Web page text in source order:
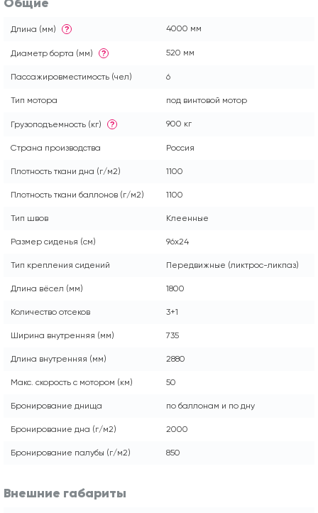
Общие
Длина (мм) ? 4000 мм
Диаметр борта (мм) ? 520 мм
Пассажировместимость (чел) 6
Тип мотора под винтовой мотор
Грузоподъемность (кг) ? 900 кг
Страна производства Россия
Плотность ткани дна (г/м2) 1100
Плотность ткани баллонов (г/м2) 1100
Тип швов Клеенные
Размер сиденья (см) 96x24
Тип крепления сидений Передвижные (ликтрос-ликпаз)
Длина вёсел (мм) 1800
Количество отсеков 3+1
Ширина внутренняя (мм) 735
Длина внутренняя (мм) 2880
Макс. скорость с мотором (км) 50
Бронирование днища по баллонам и по дну
Бронирование дна (г/м2) 2000
Бронирование палубы (г/м2) 850
Внешние габариты